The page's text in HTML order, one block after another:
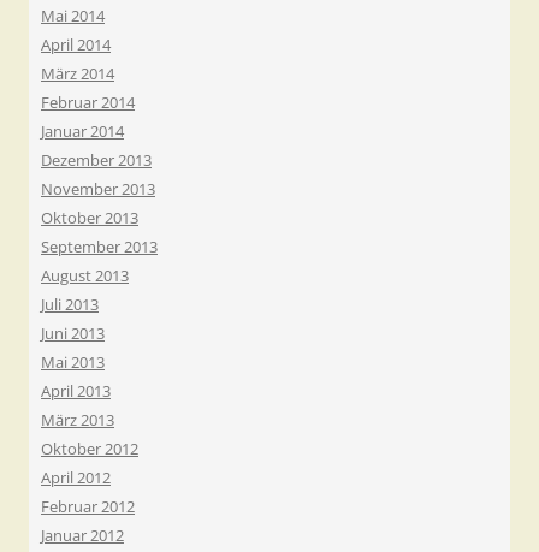
Mai 2014
April 2014
März 2014
Februar 2014
Januar 2014
Dezember 2013
November 2013
Oktober 2013
September 2013
August 2013
Juli 2013
Juni 2013
Mai 2013
April 2013
März 2013
Oktober 2012
April 2012
Februar 2012
Januar 2012